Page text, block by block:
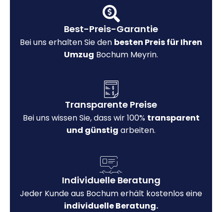
Best-Preis-Garantie
Bei uns erhalten Sie den besten Preis für Ihren
Umzug Bochum Meyrin.
Transparente Preise
Bei uns wissen Sie, dass wir 100% transparent
und günstig arbeiten.
Individuelle Beratung
Jeder Kunde aus Bochum erhält kostenlos eine
individuelle Beratung.